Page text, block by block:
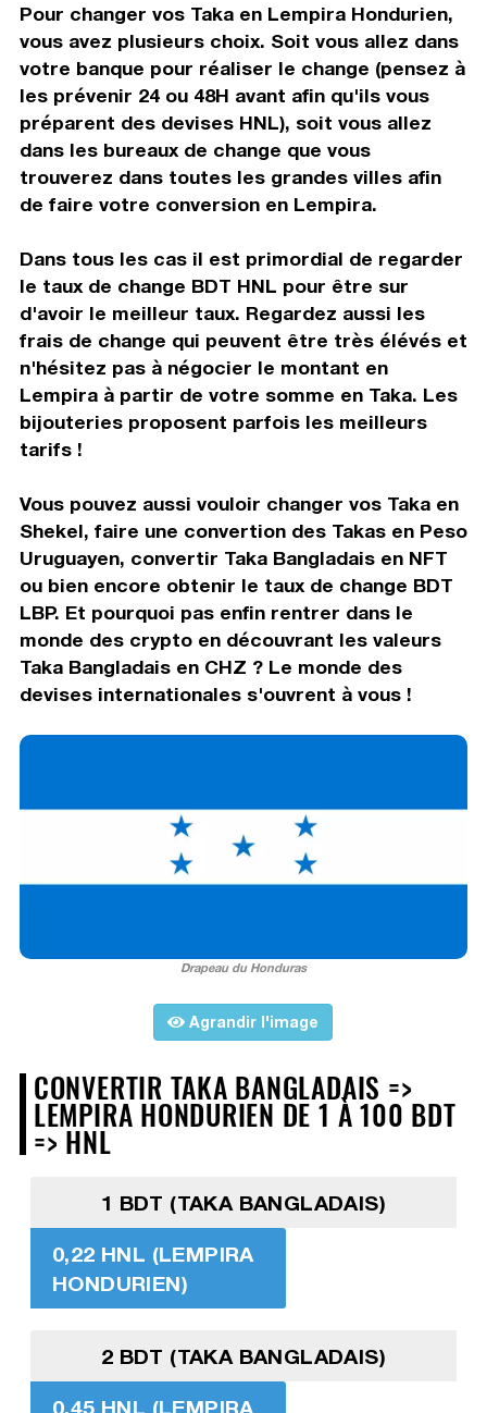
Pour changer vos Taka en Lempira Hondurien,
vous avez plusieurs choix. Soit vous allez dans
votre banque pour réaliser le change (pensez à
les prévenir 24 ou 48H avant afin qu'ils vous
préparent des devises HNL), soit vous allez
dans les bureaux de change que vous
trouverez dans toutes les grandes villes afin
de faire votre conversion en Lempira.
Dans tous les cas il est primordial de regarder
le taux de change BDT HNL pour être sur
d'avoir le meilleur taux. Regardez aussi les
frais de change qui peuvent être très élévés et
n'hésitez pas à négocier le montant en
Lempira à partir de votre somme en Taka. Les
bijouteries proposent parfois les meilleurs
tarifs !
Vous pouvez aussi vouloir changer vos Taka en
Shekel, faire une convertion des Takas en Peso
Uruguayen, convertir Taka Bangladais en NFT
ou bien encore obtenir le taux de change BDT
LBP. Et pourquoi pas enfin rentrer dans le
monde des crypto en découvrant les valeurs
Taka Bangladais en CHZ ? Le monde des
devises internationales s'ouvrent à vous !
Drapeau du Honduras
Agrandir l'image
CONVERTIR TAKA BANGLADAIS =>
LEMPIRA HONDURIEN DE 1 À 100 BDT
=> HNL
1 BDT (TAKA BANGLADAIS)
0,22 HNL (LEMPIRA
HONDURIEN)
2 BDT (TAKA BANGLADAIS)
0,45 HNL (LEMPIRA